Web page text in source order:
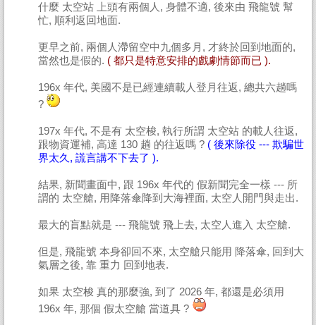
什麼 太空站 上頭有兩個人, 身體不適, 後來由 飛龍號 幫
忙, 順利返回地面.
更早之前, 兩個人滯留空中九個多月, 才終於回到地面的,
當然也是假的. ( 都只是特意安排的戲劇情節而已 ).
196x 年代, 美國不是已經連續載人登月往返, 總共六趟嗎
?
197x 年代, 不是有 太空梭, 執行所謂 太空站 的載人往返,
跟物資運補, 高達 130 趟 的往返嗎 ? ( 後來除役 --- 欺騙世
界太久, 謊言講不下去了 ).
結果, 新聞畫面中, 跟 196x 年代的 假新聞完全一樣 --- 所
謂的 太空艙, 用降落傘降到大海裡面, 太空人開門與走出.
最大的盲點就是 --- 飛龍號 飛上去, 太空人進入 太空艙.
但是, 飛龍號 本身卻回不來, 太空艙只能用 降落傘, 回到大
氣層之後, 靠 重力 回到地表.
如果 太空梭 真的那麼強, 到了 2026 年, 都還是必須用
196x 年, 那個 假太空艙 當道具 ?